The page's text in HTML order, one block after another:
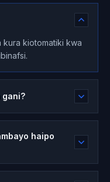
kiotomatiki kwa
gani?
haipo